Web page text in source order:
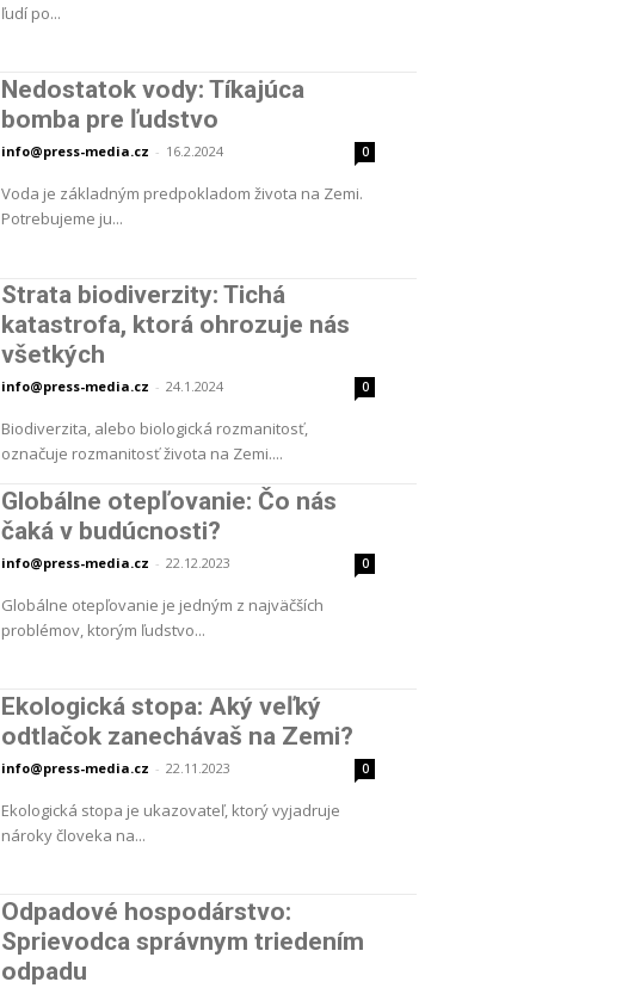
ľudí po...
Nedostatok vody: Tíkajúca
bomba pre ľudstvo
info@press-media.cz - 16.2.2024 0
Voda je základným predpokladom života na Zemi.
Potrebujeme ju...
Strata biodiverzity: Tichá
katastrofa, ktorá ohrozuje nás
všetkých
info@press-media.cz - 24.1.2024 0
Biodiverzita, alebo biologická rozmanitosť,
označuje rozmanitosť života na Zemi....
Globálne otepľovanie: Čo nás
čaká v budúcnosti?
info@press-media.cz - 22.12.2023 0
Globálne otepľovanie je jedným z najväčších
problémov, ktorým ľudstvo...
Ekologická stopa: Aký veľký
odtlačok zanechávaš na Zemi?
info@press-media.cz - 22.11.2023 0
Ekologická stopa je ukazovateľ, ktorý vyjadruje
nároky človeka na...
Odpadové hospodárstvo:
Sprievodca správnym triedením
odpadu